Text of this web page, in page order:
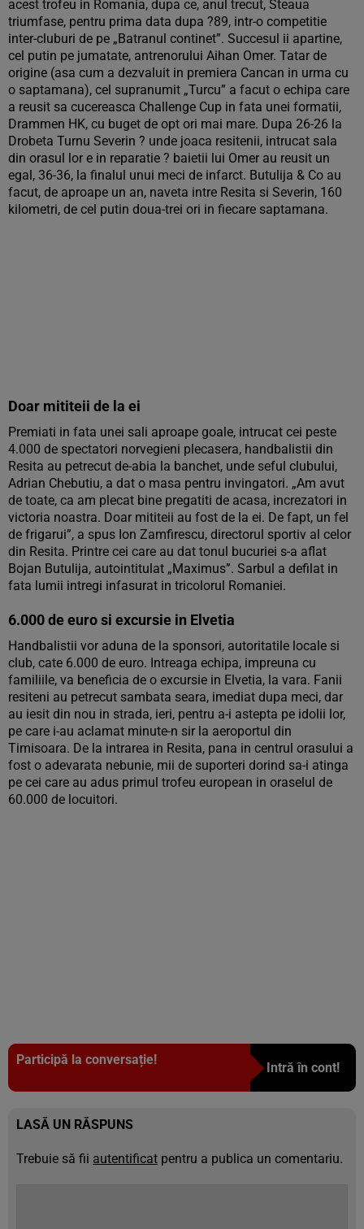
acest trofeu in Romania, dupa ce, anul trecut, Steaua
triumfase, pentru prima data dupa ?89, intr-o competitie
inter-cluburi de pe „Batranul continet”. Succesul ii apartine,
cel putin pe jumatate, antrenorului Aihan Omer. Tatar de
origine (asa cum a dezvaluit in premiera Cancan in urma cu
o saptamana), cel supranumit „Turcu” a facut o echipa care
a reusit sa cucereasca Challenge Cup in fata unei formatii,
Drammen HK, cu buget de opt ori mai mare. Dupa 26-26 la
Drobeta Turnu Severin ? unde joaca resitenii, intrucat sala
din orasul lor e in reparatie ? baietii lui Omer au reusit un
egal, 36-36, la finalul unui meci de infarct. Butulija & Co au
facut, de aproape un an, naveta intre Resita si Severin, 160
kilometri, de cel putin doua-trei ori in fiecare saptamana.
Doar mititeii de la ei
Premiati in fata unei sali aproape goale, intrucat cei peste
4.000 de spectatori norvegieni plecasera, handbalistii din
Resita au petrecut de-abia la banchet, unde seful clubului,
Adrian Chebutiu, a dat o masa pentru invingatori. „Am avut
de toate, ca am plecat bine pregatiti de acasa, increzatori in
victoria noastra. Doar mititeii au fost de la ei. De fapt, un fel
de frigarui”, a spus Ion Zamfirescu, directorul sportiv al celor
din Resita. Printre cei care au dat tonul bucuriei s-a aflat
Bojan Butulija, autointitulat „Maximus”. Sarbul a defilat in
fata lumii intregi infasurat in tricolorul Romaniei.
6.000 de euro si excursie in Elvetia
Handbalistii vor aduna de la sponsori, autoritatile locale si
club, cate 6.000 de euro. Intreaga echipa, impreuna cu
familiile, va beneficia de o excursie in Elvetia, la vara. Fanii
resiteni au petrecut sambata seara, imediat dupa meci, dar
au iesit din nou in strada, ieri, pentru a-i astepta pe idolii lor,
pe care i-au aclamat minute-n sir la aeroportul din
Timisoara. De la intrarea in Resita, pana in centrul orasului a
fost o adevarata nebunie, mii de suporteri dorind sa-i atinga
pe cei care au adus primul trofeu european in oraselul de
60.000 de locuitori.
Participă la conversație!
Intră în cont!
LASĂ UN RĂSPUNS
Trebuie să fii autentificat pentru a publica un comentariu.